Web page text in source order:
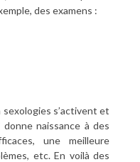
des examens :
s’activent et
naissance à des
une meilleure
etc. En voilà des